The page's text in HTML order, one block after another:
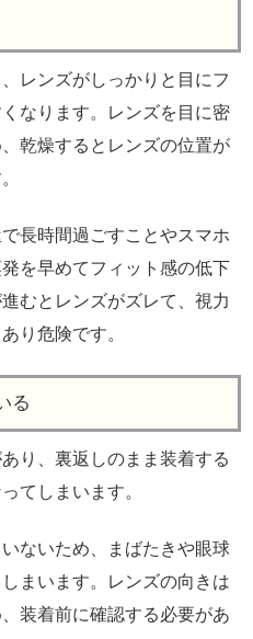
レンズがしっかりと目にフ
なります。レンズを目に密
乾燥するとレンズの位置が
長時間過ごすことやスマホ
を早めてフィット感の低下
むとレンズがズレて、視力
り危険です。
る
り、裏返しのまま装着する
てしまいます。
ないため、まばたきや眼球
まいます。レンズの向きは
装着前に確認する必要があ